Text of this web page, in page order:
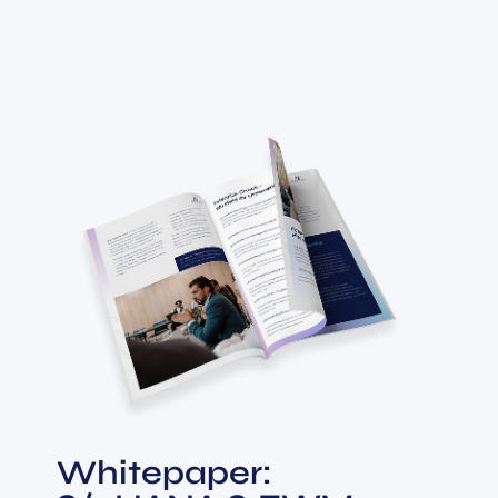
Whitepaper: